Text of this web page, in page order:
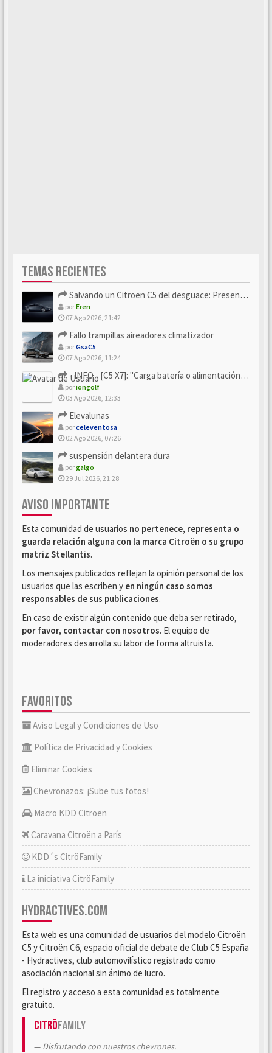
TEMAS RECIENTES
Salvando un Citroën C5 del desguace: Presentación y seguimiento
porEren
07 Ago 2026, 21:42
Fallo trampillas aireadores climatizador
porGsaC5
07 Ago 2026, 11:24
- INFO - [C5 X7]: "Carga batería o alimentación eléctri...
poriongolf
03 Ago 2026, 12:33
Elevalunas
porceleventosa
02 Ago 2026, 07:26
suspensión delantera dura
porgalgo
29 Jul 2026, 21:28
AVISO IMPORTANTE
Esta comunidad de usuarios no pertenece, representa o
guarda relación alguna con la marca Citroën o su grupo
matriz Stellantis.
Los mensajes publicados reflejan la opinión personal de los
usuarios que las escriben y en ningún caso somos
responsables de sus publicaciones.
En caso de existir algún contenido que deba ser retirado,
por favor, contactar con nosotros. El equipo de
moderadores desarrolla su labor de forma altruista.
FAVORITOS
Aviso Legal y Condiciones de Uso
Política de Privacidad y Cookies
Eliminar Cookies
Chevronazos: ¡Sube tus fotos!
Macro KDD Citroën
Caravana Citroën a París
KDD´s CitröFamily
La iniciativa CitröFamily
HYDRACTIVES.COM
Esta web es una comunidad de usuarios del modelo Citroën
C5 y Citroën C6, espacio oficial de debate de Club C5 España
- Hydractives, club automovilístico registrado como
asociación nacional sin ánimo de lucro.
El registro y acceso a esta comunidad es totalmente
gratuito.
CitröFamily
Disfrutando con nuestros chevrones.